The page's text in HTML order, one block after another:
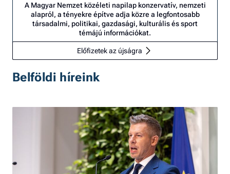
A Magyar Nemzet közéleti napilap konzervatív, nemzeti
alapról, a tényekre építve adja közre a legfontosabb
társadalmi, politikai, gazdasági, kulturális és sport
témájú információkat.
Előfizetek az újságra
Belföldi híreink